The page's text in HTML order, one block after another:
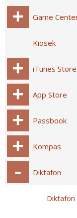
Game
Kiosek
iTunes Store
App Store
Passbook
Kompas
Diktafon